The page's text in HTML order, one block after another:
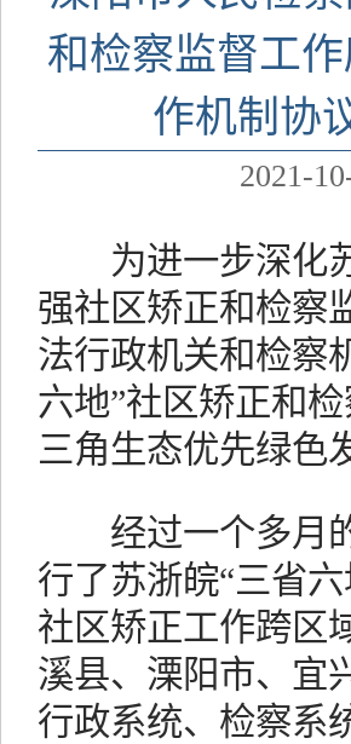
和检察监督工
作机制协
2021-
为进一步深化苏
强社区矫正和检察
法行政机关和检察
六地”社区矫正和
三角生态优先绿色
经过一个多月的
行了苏浙皖“三省
社区矫正工作跨区
溪县、溧阳市、宜
行政系统、检察系